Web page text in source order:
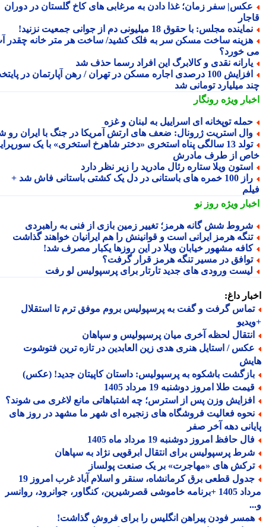
سفر زمان؛ غذا دادن به مرغابی های کاخ گلستان در دوران
مجلس: با حقوق 18 میلیونی دم از جوانی جمعیت نزنید!
ساخت مسکن سر به فلک کشید/ ساخت هر متر خانه چقدر آب
خورد؟
نقدی و کالابرگ این افراد رسما حذف شد
افزایش 100 درصدی اجاره مسکن در تهران / رهن آپارتمان در پایتخت
میلیارد تومانی شد
ویژهرونگار
توپخانه ای اسراییل به لبنان و غزه
استریت ژرونال: ضعف های ارتش آمریکا در جنگ با ایران رو شد
تولد 13 سالگی پناه استخری «دختر شاهرخ استخری» با یک سورپرایز
از طرف مادرش
ویلا ستاره رئال مادرید را زیر نظر دارد
راز 100 خمره های باستانی در دل یک کشتی باستانی فاش شد +
ویژهروز نو
شش گانه هرمز؛ تغییر زمین بازی از فنی به راهبردی
هرمز ایرانی است و قوانینش را هم ایرانیان خواهند گذاشت
مشهور خیابان ویلا در این روزها یکبار مصرف شد!
در مسیر تنگه هرمز قرار گرفت؟
ورودی های جدید تارتار برای پرسپولیس لو رفت
داغ:
گرفت و گفت به پرسپولیس بروم موفق ترم تا استقلال
لحظه آخری میان پرسپولیس و سپاهان
/ استایل هنری هدی زین العابدین در تازه ترین فتوشوت
باشکوه به پرسپولیس: داستان کاپیتان جدید! (عکس)
طلا امروز دوشنبه 19 مرداد 1405
وزن پس از استرس؛ چه اشتباهاتی مانع لاغری می شوند؟
فعالیت فروشگاه های زنجیره ای شهر ما مشهد در روز های
دهه آخر صفر
حافظ امروز دوشنبه 19 مرداد ماه 1405
پرسپولیس برای انتقال ابرقویی نژاد به سپاهان
های «مهاجرت» بر یک صنعت پولساز
جدول قطعی برق کرمانشاه، سنقر و اسلام آباد غرب امروز 19
مرداد 1405 +برنامه خاموشی قصرشیرین، کنگاور، جوانرود، روانسر
فودن پیراهن انگلیس را برای فروش گذاشت!